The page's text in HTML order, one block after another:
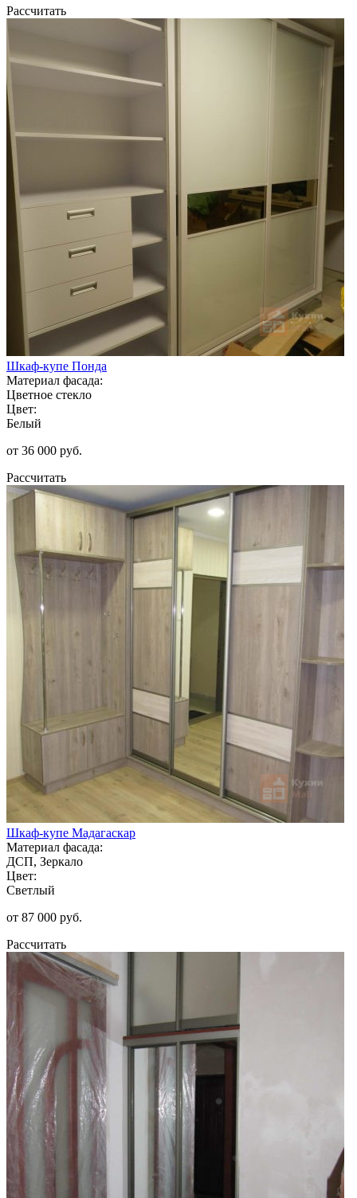
Рассчитать
Шкаф-купе Понда
Материал фасада:
Цветное стекло
Цвет:
Белый
от 36 000 руб.
Рассчитать
Шкаф-купе Мадагаскар
Материал фасада:
ДСП, Зеркало
Цвет:
Светлый
от 87 000 руб.
Рассчитать